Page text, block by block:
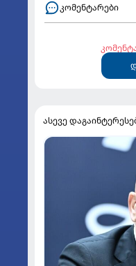
კომენტარები
ასევე